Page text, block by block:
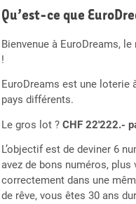
Qu’est-ce que
Bienvenue à EuroDreams,
!
EuroDreams est une loterie
pays différents.
Le gros lot ? CHF 22'222.-
L’objectif est de deviner 6
avez de bons numéros,
correctement dans une
de rêve, vous êtes 30 ans